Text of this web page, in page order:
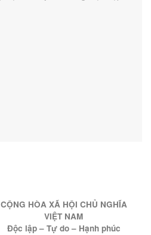
CỘNG HÒA XÃ HỘI CHỦ NGHĨA
VIỆT NAM
Độc lập – Tự do – Hạnh phúc